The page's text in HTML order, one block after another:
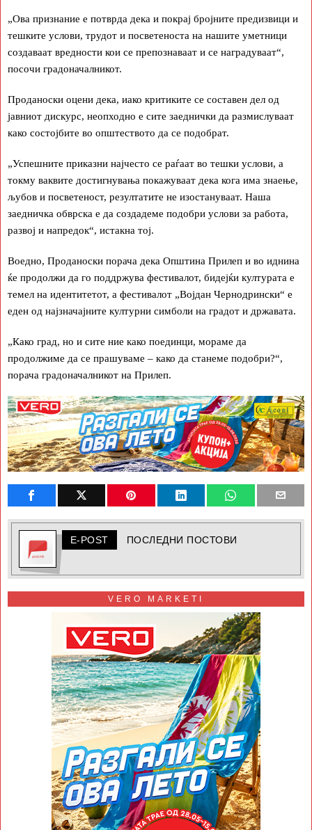
„Ова признание е потврда дека и покрај бројните предизвици и
тешките услови, трудот и посветеноста на нашите уметници
создаваат вредности кои се препознаваат и се наградуваат“,
посочи градоначалникот.
Проданоски оцени дека, иако критиките се составен дел од
јавниот дискурс, неопходно е сите заеднички да размислуваат
како состојбите во општеството да се подобрат.
„Успешните приказни најчесто се раѓаат во тешки услови, а
токму ваквите достигнувања покажуваат дека кога има знаење,
љубов и посветеност, резултатите не изостануваат. Наша
заедничка обврска е да создадеме подобри услови за работа,
развој и напредок“, истакна тој.
Воедно, Проданоски порача дека Општина Прилеп и во иднина
ќе продолжи да го поддржува фестивалот, бидејќи културата е
темел на идентитетот, а фестивалот „Војдан Чернодрински“ е
еден од најзначајните културни симболи на градот и државата.
„Како град, но и сите ние како поединци, мораме да
продолжиме да се прашуваме – како да станеме подобри?“,
порача градоначалникот на Прилеп.
E-POST ПОСЛЕДНИ ПОСТОВИ
VERO MARKETI